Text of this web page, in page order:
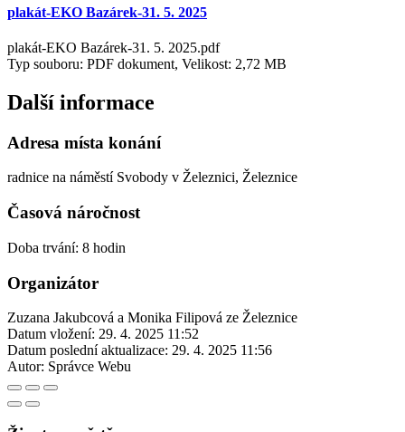
plakát-EKO Bazárek-31. 5. 2025
plakát-EKO Bazárek-31. 5. 2025.pdf
Typ souboru: PDF dokument, Velikost: 2,72 MB
Další informace
Adresa místa konání
radnice na náměstí Svobody v Železnici, Železnice
Časová náročnost
Doba trvání: 8 hodin
Organizátor
Zuzana Jakubcová a Monika Filipová ze Železnice
Datum vložení: 29. 4. 2025 11:52
Datum poslední aktualizace: 29. 4. 2025 11:56
Autor: Správce Webu